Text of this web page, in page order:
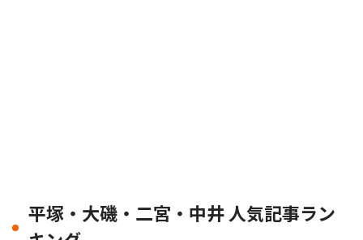
平塚・大磯・二宮・中井 人気記事ラン